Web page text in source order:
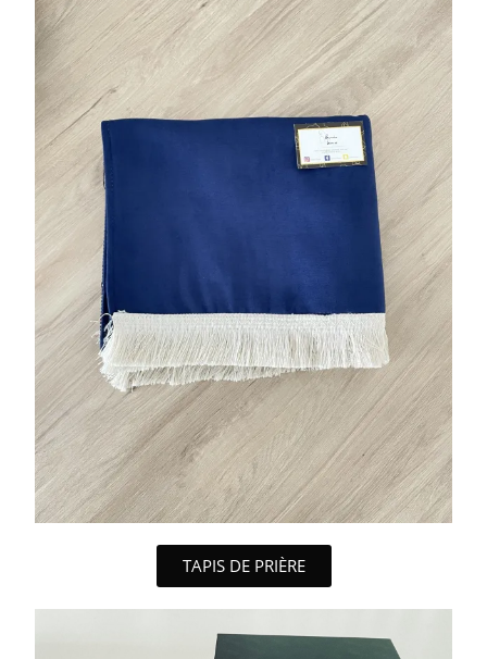
TAPIS DE PRIÈRE